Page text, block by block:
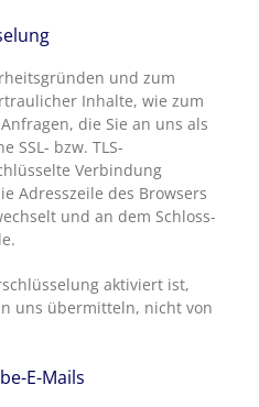
und zum
Inhalte, wie zum
die Sie an uns als
SSL- bzw. TLS-
Verbindung
Adresszeile des Browsers
und an dem Schloss-
aktiviert ist,
uns übermitteln, nicht von
E-Mails